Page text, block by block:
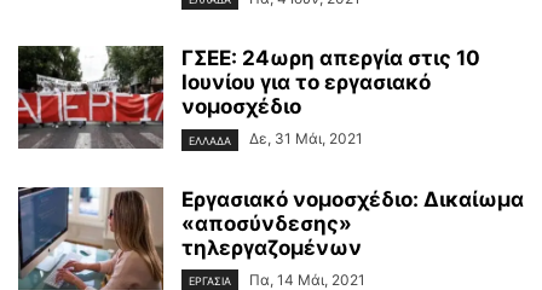
ΓΣΕΕ: 24ωρη απεργία στις 10
Ιουνίου για το εργασιακό
νομοσχέδιο
ΕΛΛΑΔΑ Δε, 31 Μάι, 2021
Εργασιακό νομοσχέδιο: Δικαίωμα
«αποσύνδεσης»
τηλεργαζομένων
ΕΡΓΑΣΙΑ Πα, 14 Μάι, 2021